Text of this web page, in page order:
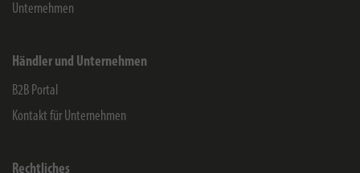
Unternehmen
Händler und Unternehmen
B2B Portal
Kontakt für Unternehmen
Rechtliches